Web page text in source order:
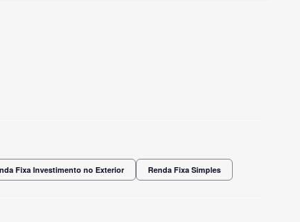
Fixa Investimento no Exterior Renda Fixa Simples